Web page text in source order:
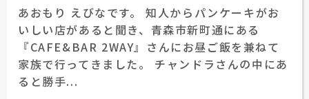
あおもり えびなです。 知人からパンケーキがお
いしい店があると聞き、青森市新町通にある
『CAFE&BAR 2WAY』さんにお昼ご飯を兼ねて
家族で行ってきました。 チャンドラさんの中にあ
ると勝手...